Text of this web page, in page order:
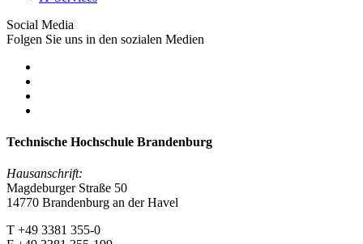
Social Media
Folgen Sie uns in den sozialen Medien
Technische Hochschule Brandenburg
Hausanschrift:
Magdeburger Straße 50
14770 Brandenburg an der Havel
T +49 3381 355-0